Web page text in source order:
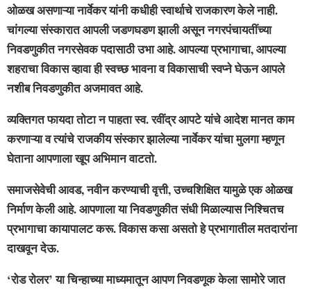
ओळख असणाऱ्या नार्वेकर यांनी कधीही स्वार्थाचे राजकारण केले नाही.
चांगल्या संस्कारात आपली जडणघडण झाली असून नगरपंचायतींच्या
निवडणुकीत नगरसेवक पदासाठी उभा आहे. आपल्या प्रभागाचा, आपल्या
शहराचा विकास व्हावा ही स्वच्छ भावना व विकासाची स्वप्ने घेऊन आपले
नशीब निवडणुकीत अजमावत आहे.
व्यक्तिगत फायदा तोटा न पाहता स्व. रवींद्र आपटे यांचे आदेश मानत काम
करणाऱ्या व त्यांचे राजकीय संस्कार झालेल्या नार्वेकर यांचा मुलगा म्हणून
घेताना आपणाला खूप अभिमान वाटतो.
समाजसेवेची आवड, नवीन करण्याची वृत्ती, उच्चशिक्षित यामुळे एक ओळख
निर्माण केली आहे. आपणाला या निवडणुकीत संधी मिळाल्यास निश्चितच
प्रभागाचा कायापालट करू. विकास कसा असतो हे प्रभागातील मतदारांना
दाखवून देऊ.
‘रोड रोलर’ या चिन्हाच्या माध्यमातून आपण निवडणूक केला सामोरे जात